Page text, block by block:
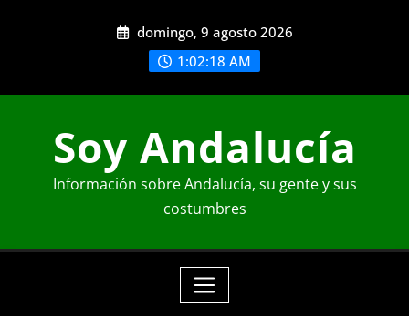
domingo, 9 agosto 2026
1:02:19 AM
Soy Andalucía
Información sobre Andalucía, su gente y sus
costumbres